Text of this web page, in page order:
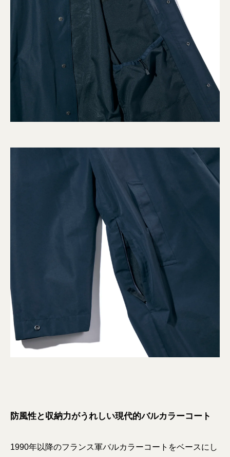
防風性と収納力がうれしい現代的バルカラーコート
1990年以降のフランス軍バルカラーコートをベースにし